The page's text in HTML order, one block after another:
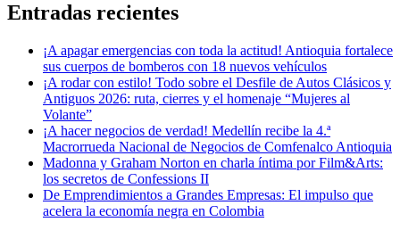
Entradas recientes
¡A apagar emergencias con toda la actitud! Antioquia fortalece
sus cuerpos de bomberos con 18 nuevos vehículos
¡A rodar con estilo! Todo sobre el Desfile de Autos Clásicos y
Antiguos 2026: ruta, cierres y el homenaje “Mujeres al
Volante”
¡A hacer negocios de verdad! Medellín recibe la 4.ª
Macrorrueda Nacional de Negocios de Comfenalco Antioquia
Madonna y Graham Norton en charla íntima por Film&Arts:
los secretos de Confessions II
De Emprendimientos a Grandes Empresas: El impulso que
acelera la economía negra en Colombia